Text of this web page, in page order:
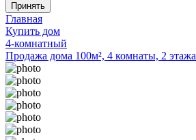
Принять
Главная
Купить дом
4-комнатный
Продажа дома 100м², 4 комнаты, 2 этажа